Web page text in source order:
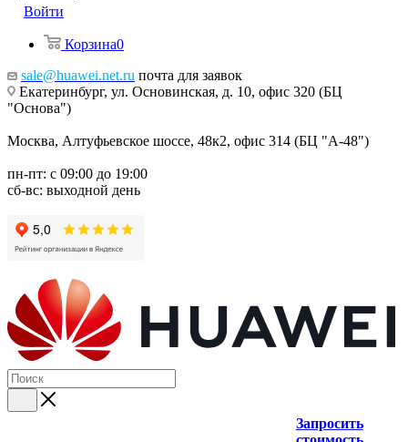
Войти
Корзина0
sale@huawei.net.ru почта для заявок
Екатеринбург, ул. Основинская, д. 10, офис 320 (БЦ
"Основа")
Москва, Алтуфьевское шоссе, 48к2, офис 314 (БЦ "А-48")
пн-пт: с 09:00 до 19:00
сб-вс: выходной день
Запросить